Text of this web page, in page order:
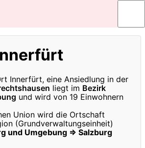
Innerfürt, eine Ansiedlung in der
liegt im Bezirk
und wird von 19 Einwohnern
Union wird die Ortschaft
(Grundverwaltungseinheit)
und Umgebung ⇒ Salzburg